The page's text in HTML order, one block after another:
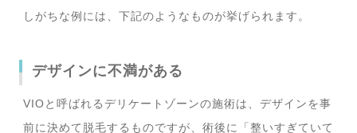
しがちな例には、下記のようなものが挙げられます。
デザインに不満がある
VIOと呼ばれるデリケートゾーンの施術は、デザインを事
前に決めて脱毛するものですが、術後に「整いすぎていて